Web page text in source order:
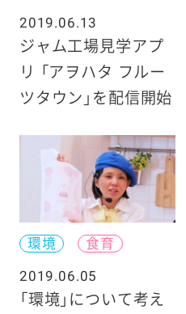
2019.06.13
ジャム工場見学アプ
リ 「アヲハタ フルー
ツタウン」を配信開始
環境
食育
2019.06.05
「環境」について考え